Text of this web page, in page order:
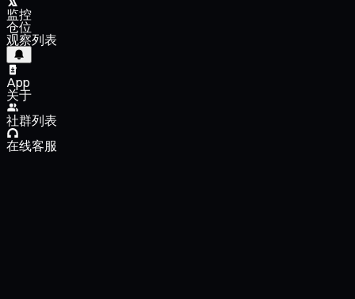
监控
仓位
观察列表
App
关于
社群列表
在线客服